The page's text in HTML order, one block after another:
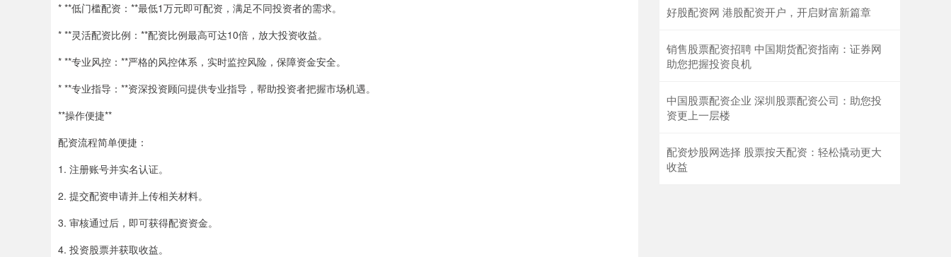
* **低门槛配资：**最低1万元即可配资，满足不同投资者的需求。
* **灵活配资比例：**配资比例最高可达10倍，放大投资收益。
* **专业风控：**严格的风控体系，实时监控风险，保障资金安全。
* **专业指导：**资深投资顾问提供专业指导，帮助投资者把握市场机遇。
**操作便捷**
配资流程简单便捷：
1. 注册账号并实名认证。
2. 提交配资申请并上传相关材料。
3. 审核通过后，即可获得配资资金。
4. 投资股票并获取收益。
好股配资网 港股配资开户，开启财富新篇章
销售股票配资招聘 中国期货配资指南：证券网
助您把握投资良机
中国股票配资企业 深圳股票配资公司：助您投
资更上一层楼
配资炒股网选择 股票按天配资：轻松撬动更大
收益